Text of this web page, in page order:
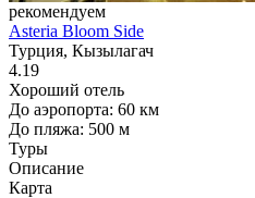
рекомендуем
Asteria Bloom Side
Турция, Кызылагач
4.19
Хороший отель
До аэропорта: 60 км
До пляжа: 500 м
Туры
Описание
Карта